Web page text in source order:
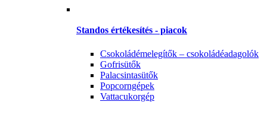
Standos értékesítés - piacok
Csokoládémelegítők – csokoládéadagolók
Gofrisütők
Palacsintasütők
Popcorngépek
Vattacukorgép